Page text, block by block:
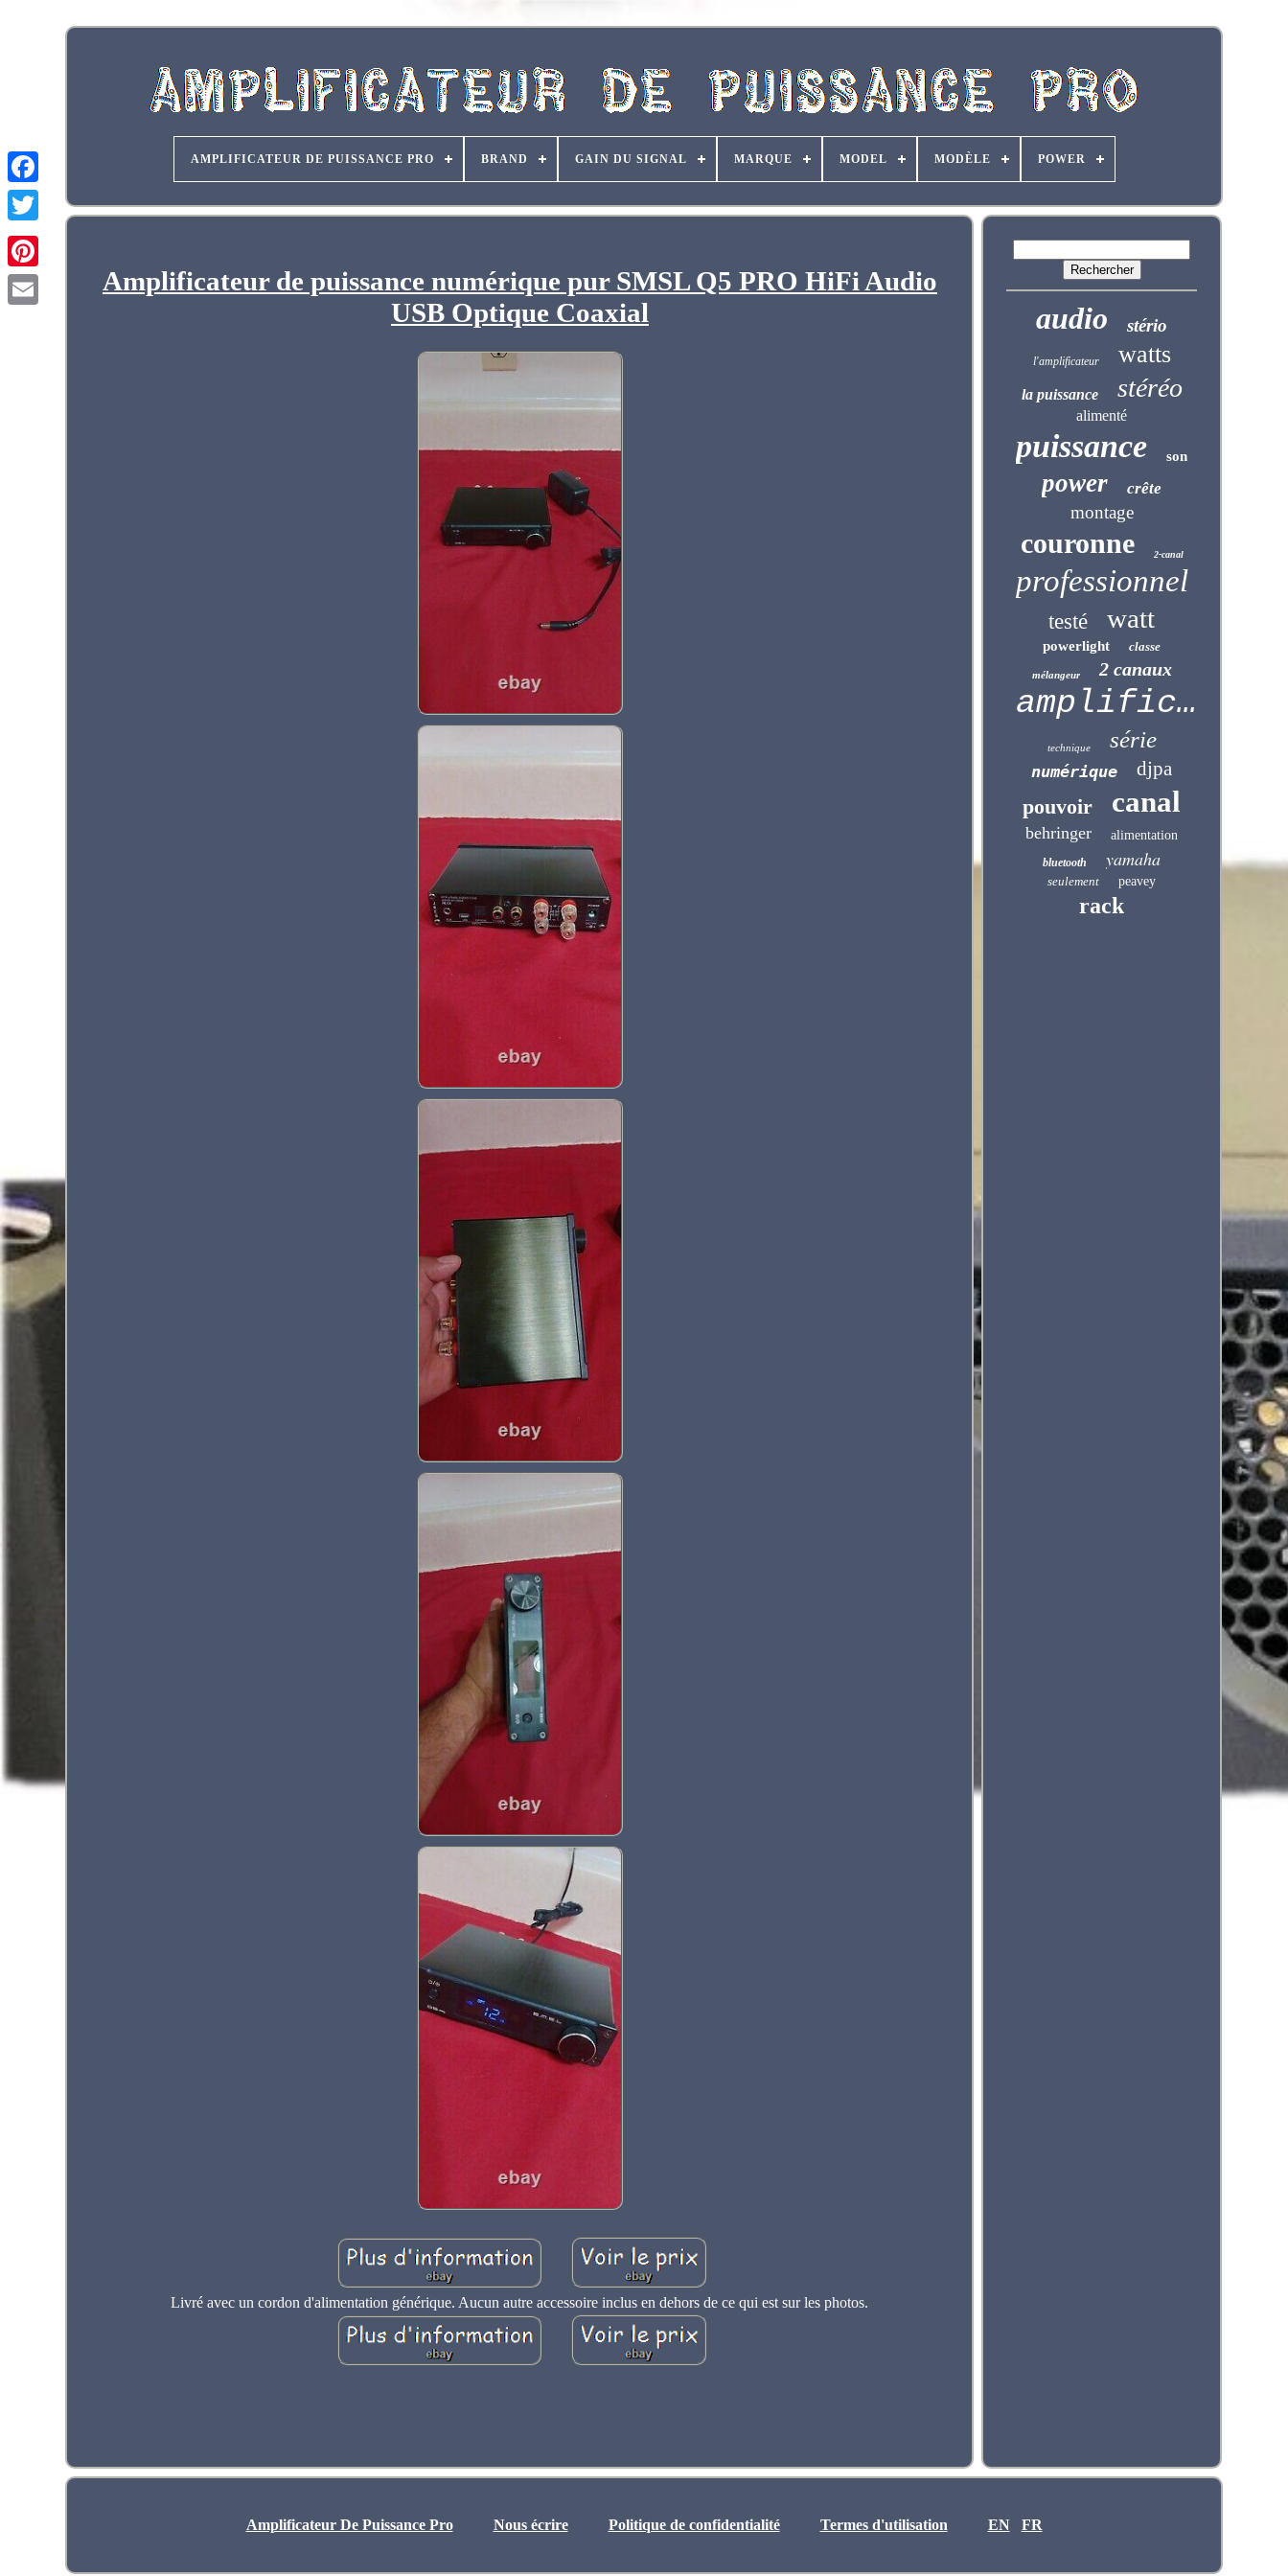
AMPLIFICATEUR DE PUISSANCE PRO BRAND GAIN DU SIGNAL MARQUE MODEL MODÈLE POWER
Amplificateur de puissance numérique pur SMSL Q5 PRO HiFi Audio
USB Optique Coaxial
Livré avec un cordon d'alimentation générique. Aucun autre accessoire inclus en dehors de ce qui est sur les photos.
audio stério
l'amplificateur watts
la puissance stéréo
alimenté
puissance son
power crête
montage
couronne 2-canal
professionnel
testé watt
powerlight classe
mélangeur 2 canaux
amplificateur
technique série
numérique djpa
pouvoir canal
behringer alimentation
bluetooth yamaha
seulement peavey
rack
Amplificateur De Puissance Pro Nous écrire Politique de confidentialité Termes d'utilisation EN FR